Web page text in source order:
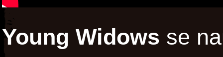
Young Widows se